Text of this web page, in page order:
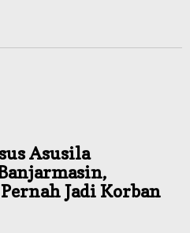
Jadi Korban